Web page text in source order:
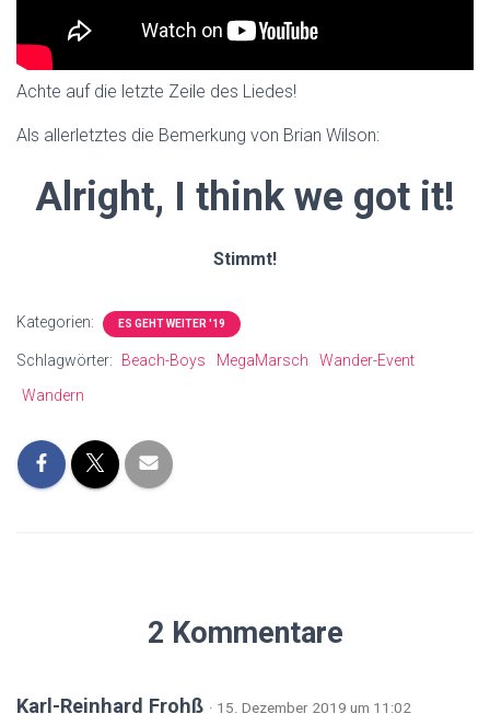
Achte auf die letzte Zeile des Liedes!
Als allerletztes die Bemerkung von Brian Wilson:
Alright, I think we got it!
Stimmt!
Kategorien: ES GEHT WEITER '19
Schlagwörter: Beach-Boys MegaMarsch
Wander-Event
Wandern
2 Kommentare
Karl-Reinhard Frohß · 15. Dezember 2019 um 11:02